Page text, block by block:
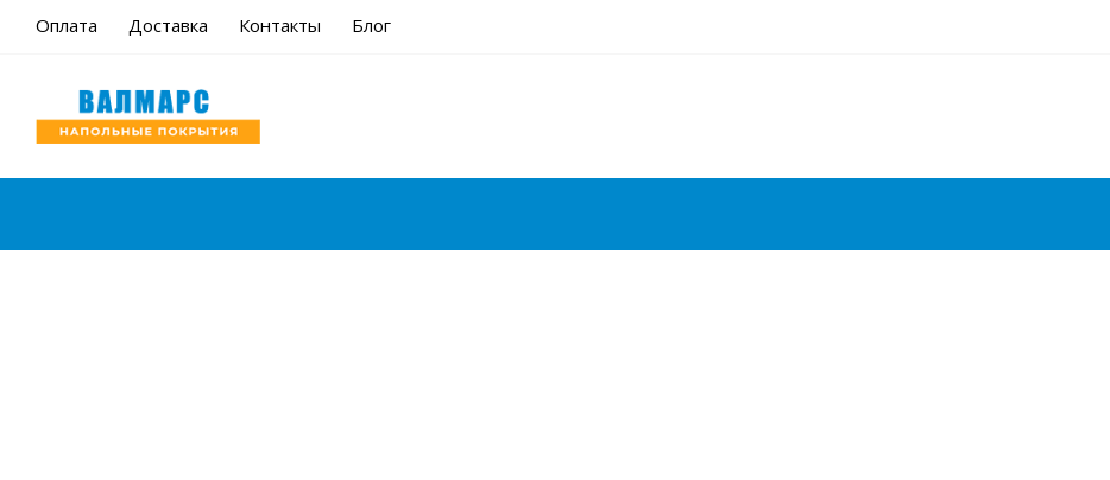
Оплата Доставка Контакты Блог